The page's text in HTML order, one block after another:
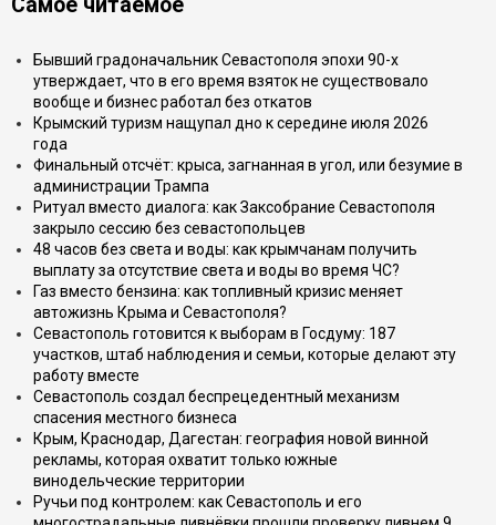
Бывший градоначальник Севастополя эпохи 90-х
утверждает, что в его время взяток не существовало
вообще и бизнес работал без откатов
Крымский туризм нащупал дно к середине июля 2026
года
Финальный отсчёт: крыса, загнанная в угол, или безумие в
администрации Трампа
Ритуал вместо диалога: как Заксобрание Севастополя
закрыло сессию без севастопольцев
48 часов без света и воды: как крымчанам получить
выплату за отсутствие света и воды во время ЧС?
Газ вместо бензина: как топливный кризис меняет
автожизнь Крыма и Севастополя?
Севастополь готовится к выборам в Госдуму: 187
участков, штаб наблюдения и семьи, которые делают эту
работу вместе
Севастополь создал беспрецедентный механизм
спасения местного бизнеса
Крым, Краснодар, Дагестан: география новой винной
рекламы, которая охватит только южные
винодельческие территории
Ручьи под контролем: как Севастополь и его